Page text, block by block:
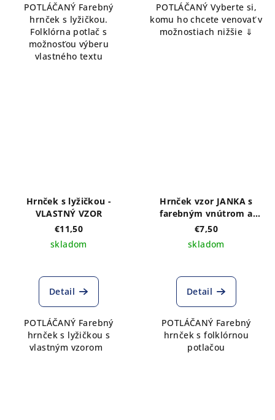
POTLÁČANÝ Farebný
hrnček s lyžičkou.
Folklórna potlač s
možnosťou výberu
vlastného textu
POTLÁČANÝ Vyberte si,
komu ho chcete venovať v
možnostiach nižšie ⇓
Hrnček s lyžičkou -
VLASTNÝ VZOR
€11,50
skladom
Detail
POTLÁČANÝ Farebný
hrnček s lyžičkou s
vlastným vzorom
Hrnček vzor JANKA s
farebným vnútrom a
uškom
€7,50
skladom
Detail
POTLÁČANÝ Farebný
hrnček s folklórnou
potlačou